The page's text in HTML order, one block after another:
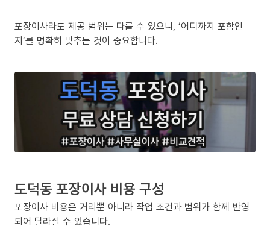
포장이사라도 제공 범위는 다를 수 있으니, ‘어디까지 포함인
지’를 명확히 맞추는 것이 중요합니다.
도덕동 포장이사 비용 구성
포장이사 비용은 거리뿐 아니라 작업 조건과 범위가 함께 반영
되어 달라질 수 있습니다.